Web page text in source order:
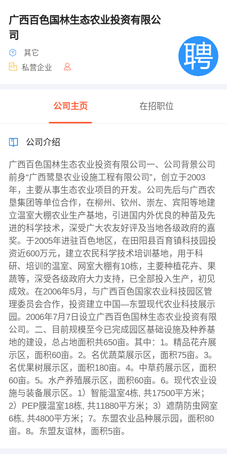
广西百色国林生态农业投资有限公
司
其它
私营企业
公司主页 在招职位
公司介绍
广西百色国林生态农业投资有限公司一、公司背景公司
前身“广西鹭垦农业设施工程有限公司”，创立于2003
年，主要从事生态农业项目的开发。公司先后与广西农
垦集团等单位合作，在柳州、钦州、崇左、宾阳等地建
立温室大棚农业生产基地，引进国内外优良的种苗及先
进的科学技术，深受广大农友好评及当地各级政府的嘉
奖。于2005年进驻百色地区，在田阳县百育镇科技园投
资近600万元，建立农民科学技术培训基地，用于科
研、培训的温室、网室大棚有10栋，主要种植花卉、果
蔬等，深受各级政府大力支持，已全部投入生产，初见
成效。在2006年5月，与广西百色国家农业科技园区管
理委员会合作，投资建立中国—东盟现代农业科技展示
园。2006年7月7日设立广西百色国林生态农业投资有限
公司。二、目前规模至今已完成园区基础设施及种养基
地的建设，总占地面积共650亩。其中：1。精品花卉展
示区，面积60亩。2。名优蔬菜展示区，面积75亩。3。
名优果树展示区，面积180亩。4。中草药展示区，面积
60亩。5。水产养殖展示区，面积60亩。6。现代农业设
施与装备展示区。1）智能温室4栋, 共17500平方米；
2）PEP膜温室18栋, 共11880平方米；3）遮荫防虫网室
6栋, 共4800平方米；7。东盟农业品种展示园，面积80
亩。8。东盟友谊林，面积5亩。